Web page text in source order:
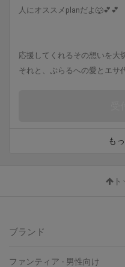
人にオススメplanだよ🐺💕💕
応援してくれるその想いを大
それと、ぷらるへの愛とエサ
も
ト
ブランド
ファンティア - 男性向け